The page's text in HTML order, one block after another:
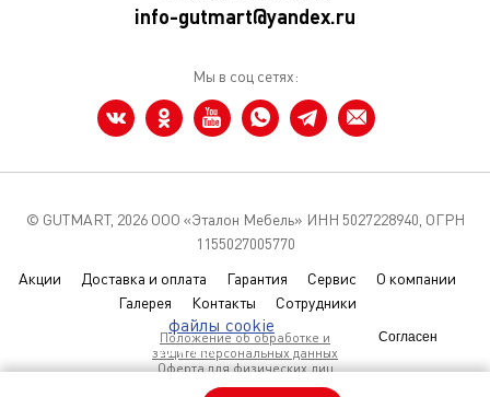
файлы cookie
улучшить сайт для вас
Согласен
info-gutmart@yandex.ru
Мы в соц сетях:
© GUTMART, 2026 ООО «Эталон Мебель» ИНН 5027228940, ОГРН
1155027005770
Акции
Доставка и оплата Гарантия Сервис
О компании
Галерея
Контакты Сотрудники
Положение об обработке и
защите персональных данных
Оферта для физических лиц
Условия использования Coolies